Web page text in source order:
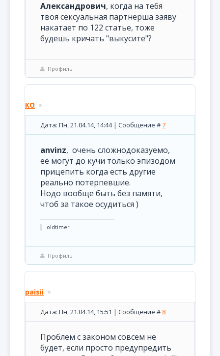
Александрович, когда на тебя
твоя сексуальная партнерша заяву
накатает по 122 статье, тоже
будешь кричать "выкусите"?
Профиль
КО
Дата: Пн, 21.04.14, 14:44 | Сообщение #7
anvinz, очень сложнодоказуемо,
её могут до кучи только эпизодом
прицепить когда есть другие
реально потерпевшие.
Нодо вообще быть без памяти,
чтоб за такое осудиться )
oldtimer
Профиль
paisii
Дата: Пн, 21.04.14, 15:51 | Сообщение # 8
Проблем с законом совсем не
будет, если просто предупредить